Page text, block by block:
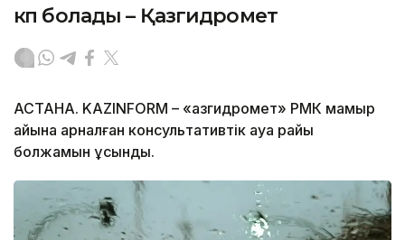
көп болады – Қазгидромет
АСТАНА. KAZINFORM – «Қазгидромет» РМК мамыр
айына арналған консультативтік ауа райы
болжамын ұсынды.